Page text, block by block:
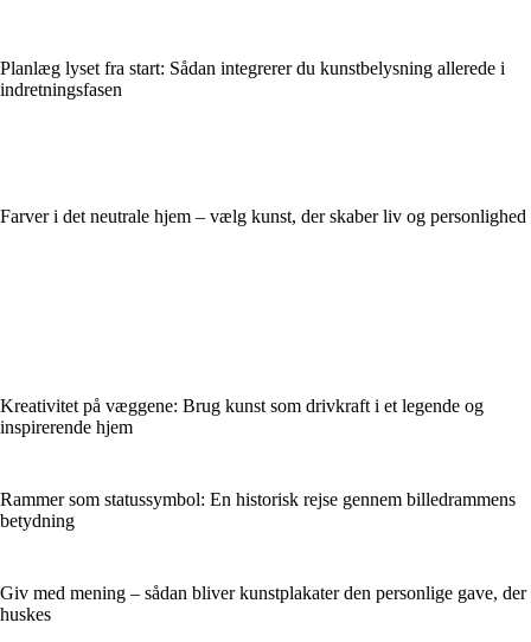
Planlæg lyset fra start: Sådan integrerer du kunstbelysning allerede i
indretningsfasen
Farver i det neutrale hjem – vælg kunst, der skaber liv og personlighed
Kreativitet på væggene: Brug kunst som drivkraft i et legende og
inspirerende hjem
Rammer som statussymbol: En historisk rejse gennem billedrammens
betydning
Giv med mening – sådan bliver kunstplakater den personlige gave, der
huskes